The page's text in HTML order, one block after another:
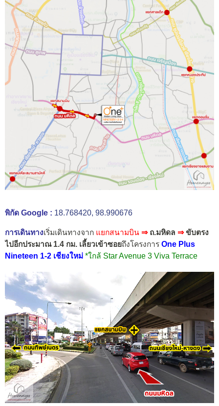
พิกัด Google : 18.768420, 98.990676
การเดินทางเริ่มเดินทางจาก แยกสนามบิน ⇒ถ.มหิดล ⇒ขับตรง
ไปอีกประมาณ 1.4 กม. เลี้ยวเข้าซอยถึงโครงการ One Plus
Nineteen 1-2 เชียงใหม่ *ใกล้ Star Avenue 3 Viva Terrace